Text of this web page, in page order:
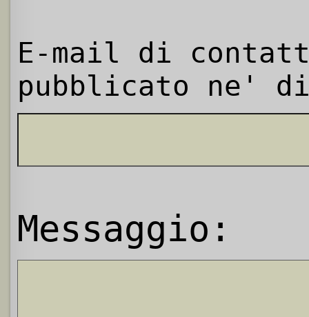
E-mail di
pubblicato ne'
Messaggio: